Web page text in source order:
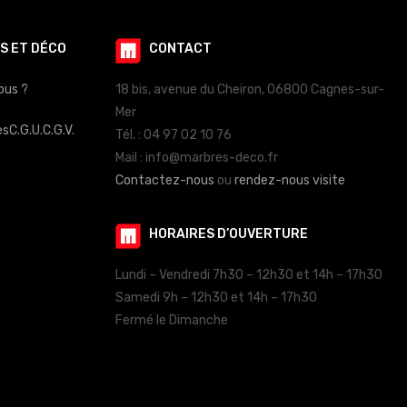
ET DÉCO
?
C.G.U.C.G.V.
CONTACT
18 bis, avenue du Cheiron, 06800 Cagnes-sur-
Mer
Tél. : 04 97 02 10 76
Mail : info@marbres-deco.fr
Contactez-nous ou rendez-nous visite
HORAIRES D’OUVERTURE
Lundi – Vendredi 7h30 – 12h30 et 14h – 17h30
Samedi 9h – 12h30 et 14h – 17h30
Fermé le Dimanche